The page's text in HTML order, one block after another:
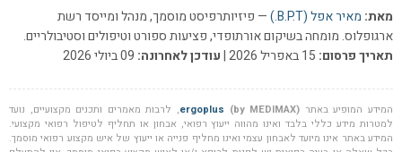
מאת: מאיר אפל (B.P.T.)
— פיזיותרפיסט מוסמך, מנהל ומייסד רשת
ארגופלוס. מומחה בשיקום אורתופדי, פציעות ספורט וטיפולים וסטיבולריים.
תאריך פרסום:
עודכן לאחרונה:
המידע המופיע באתר ergoplus (by MEDIMAX)
, לרבות מאמרים ותכנים מקצועיים, נועד
למטרות מידע כללי בלבד ואינו מהווה ייעוץ רפואי, אבחון או תחליף לטיפול רפואי מקצועי.
המידע באתר אינו מיועד לאבחון עצמי ואינו מחליף פנייה או ייעוץ של איש מקצוע רפואי מוסמך.